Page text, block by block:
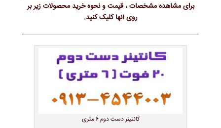
برای مشاهده مشخصات ، قیمت و نحوه خرید محصولات زیر بر
روی آنها کلیک کنید.
کانتینر دست دوم ۶ متری